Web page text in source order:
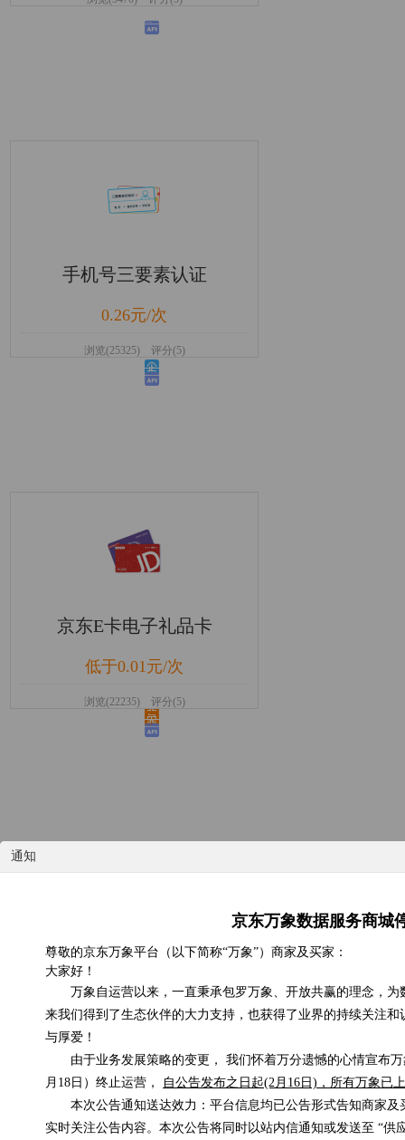
通知
京东万象数据服务商城
尊敬的京东万象平台（以下简称“万象”）商家及买家：
大家好！
万象自运营以来，一直秉承包罗万象、开放共赢的理念，
来我们得到了生态伙伴的大力支持，也获得了业界的持续关注
与厚爱！
由于业务发展策略的变更， 我们怀着万分遗憾的心情宣布
月18日）终止运营，
自公告发布之日起(2月16日)，所有万象已
本次公告通知送达效力：平台信息均已公告形式告知商家
实时关注公告内容。本次公告将同时以站内信通知或发送至 “供
手机号三要素认证
0.26元/次
浏览(25325) 评分(5)
京东E卡电子礼品卡
低于0.01元/次
浏览(22235) 评分(5)
国内天气实况
0.07元/次
浏览(575) 评分(4)